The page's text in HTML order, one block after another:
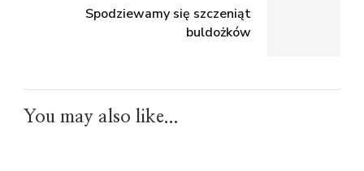
Spodziewamy się szczeniąt
buldożków
You may also like...